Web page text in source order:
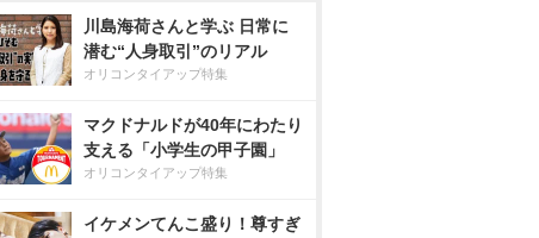
川島海荷さんと学ぶ 日常に
潜む“人身取引”のリアル
オリコンタイアップ特集
マクドナルドが40年にわたり
支える「小学生の甲子園」
オリコンタイアップ特集
イケメンてんこ盛り！尊すぎ